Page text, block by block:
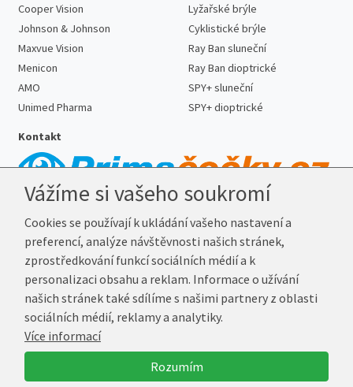
Cooper Vision
Johnson & Johnson
Maxvue Vision
Menicon
AMO
Unimed Pharma
Lyžařské brýle
Cyklistické brýle
Ray Ban sluneční
Ray Ban dioptrické
SPY+ sluneční
SPY+ dioptrické
Kontakt
E-mail:info@prima-cocky.cz
Reklamační adresa
Andrea Votavová
Revoluční 1017
290 01 Poděbrady
© 2026 Prima-Čočky.cz
VytvořilMarek Kebza
Vážíme si vašeho soukromí
Cookies se používají k ukládání vašeho nastavení a
preferencí, analýze návštěvnosti našich stránek,
zprostředkování funkcí sociálních médií a k
personalizaci obsahu a reklam. Informace o užívání
našich stránek také sdílíme s našimi partnery z oblasti
sociálních médií, reklamy a analytiky.
Více informací
Rozumím